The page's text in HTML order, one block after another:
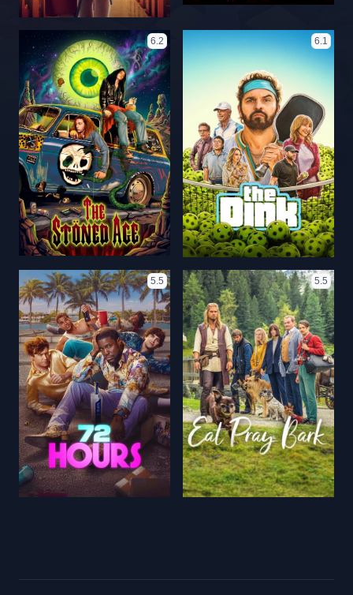
6.2 6.1
5.5 5.5